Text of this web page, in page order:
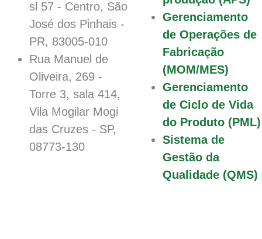
sl 57 - Centro, São
José dos Pinhais -
PR, 83005-010
Rua Manuel de
Oliveira, 269 -
Torre 3, sala 414,
Vila Mogilar Mogi
das Cruzes - SP,
08773-130
Gerenciamento
de Operações de
Fabricação
(MOM/MES)
Gerenciamento
de Ciclo de Vida
do Produto (PML)
Sistema de
Gestão da
Qualidade (QMS)